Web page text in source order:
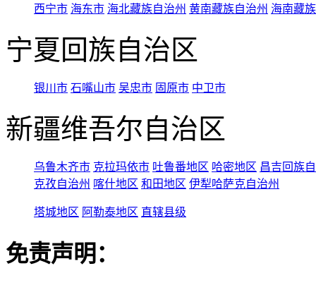
西宁市 海东市 海北藏族自治州 黄南藏族自治州 海南藏
宁夏回族自治区
银川市 石嘴山市 吴忠市 固原市 中卫市
新疆维吾尔自治区
乌鲁木齐市 克拉玛依市 吐鲁番地区 哈密地区 昌吉回族
克孜自治州 喀什地区 和田地区 伊犁哈萨克自治州
塔城地区 阿勒泰地区 直辖县级
免责声明：